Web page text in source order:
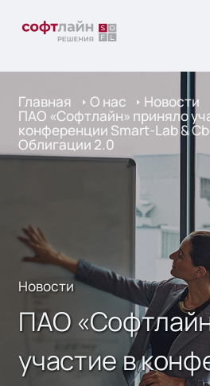
Главная О нас Новости
ПАО «Софтлайн» приняло
конференции Smart-Lab &
Облигации 2.0
Новости
ПАО
участие в